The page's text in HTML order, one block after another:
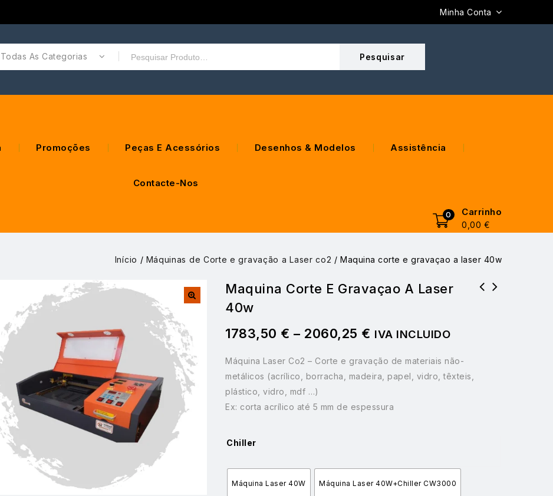
Minha Conta
Todas As Categorias
Promoções Peças E Acessórios Desenhos & Modelos Assistência
Contacte-Nos
0 Carrinho
0,00 €
Início / Máquinas de Corte e gravação a Laser co2 / Maquina corte e gravaçao a laser 40w
Maquina Corte E Gravaçao A Laser
40w
1783,50 € – 2060,25 € IVA INCLUIDO
Máquina Laser Co2 – Corte e gravação de materiais não-
metálicos (acrílico, borracha, madeira, papel, vidro, têxteis,
plástico, vidro, mdf …)
Ex: corta acrílico até 5 mm de espessura
Chiller
Máquina Laser 40W Máquina Laser 40W+Chiller CW3000